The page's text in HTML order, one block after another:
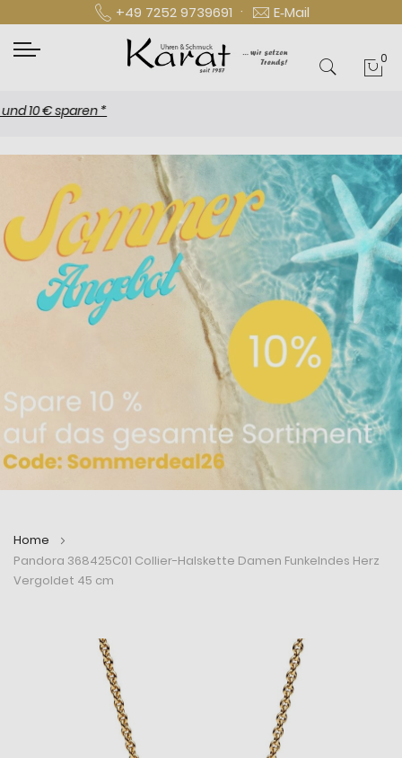
+49 7252 9739691 · E‑Mail
0
€ sparen *
Home
Pandora 368425C01 Collier-Halskette Damen Funkelndes Herz
Vergoldet 45 cm